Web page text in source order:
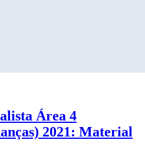
Área 4
2021: Material